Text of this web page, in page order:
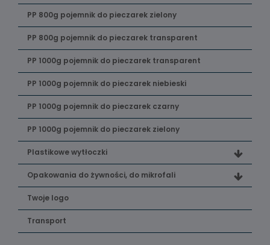
PP 800g pojemnik do pieczarek zielony
PP 800g pojemnik do pieczarek transparent
PP 1000g pojemnik do pieczarek transparent
PP 1000g pojemnik do pieczarek niebieski
PP 1000g pojemnik do pieczarek czarny
PP 1000g pojemnik do pieczarek zielony
Plastikowe wytłoczki
Opakowania do żywności, do mikrofali
Twoje logo
Transport